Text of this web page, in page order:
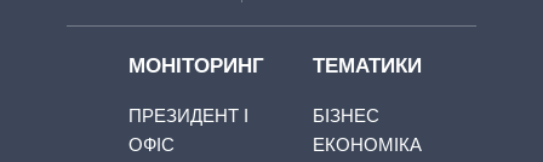
МОНІТОРИНГ
ПРЕЗИДЕНТ І
ОФІС
ТЕМАТИКИ
БІЗНЕС
ЕКОНОМІКА